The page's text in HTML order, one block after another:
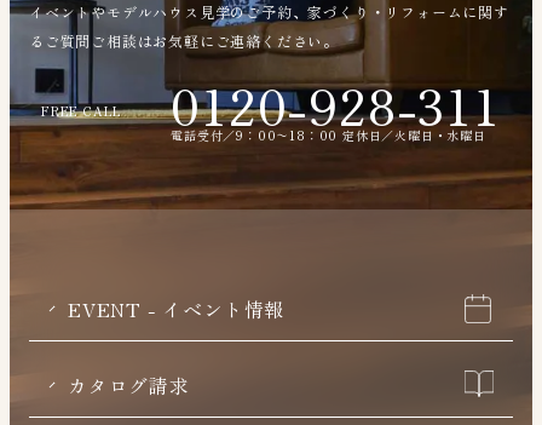
イベントやモデルハウス見学のご予約、家づくり・リフォームに関す
るご質問ご相談はお気軽にご連絡ください。
FREE CALL 0120-928-311
電話受付／9：00〜18：00 定休日／火曜日・水曜日
EVENT - イベント情報
カタログ請求